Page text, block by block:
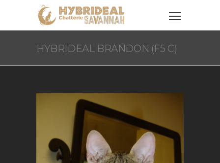
HYBRIDEAL BRANDON (F5 C)